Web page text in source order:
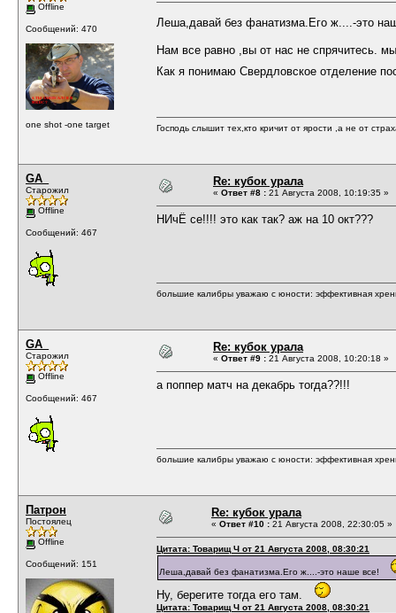
Offline
Сообщений: 470
one shot -one target
Леша,давай без фанатизма.Его ж....-это
Нам все равно ,вы от нас не спрячитесь.
Как я понимаю Свердловское отделение
Господь слышит тех,кто кричит от ярости ,а не от
GA_
Старожил
Offline
Сообщений: 467
Re: кубок урала
« Ответ #8 : 21 Августа 2008, 10:19:35 »
НИчЁ се!!!! это как так? аж на 10 окт???
большие калибры уважаю с юности: эффективная
GA_
Старожил
Offline
Сообщений: 467
Re: кубок урала
« Ответ #9 : 21 Августа 2008, 10:20:18 »
а поппер матч на декабрь тогда??!!!
большие калибры уважаю с юности: эффективная
Патрон
Постоялец
Offline
Сообщений: 151
Re: кубок урала
« Ответ #10 : 21 Августа 2008, 22:30:05 »
Цитата: Товарищ Ч от 21 Августа 2008, 08:30:21
Леша,давай без фанатизма.Его ж....-это наше все!
Ну, берегите тогда его там.
Цитата: Товарищ Ч от 21 Августа 2008, 08:30:21